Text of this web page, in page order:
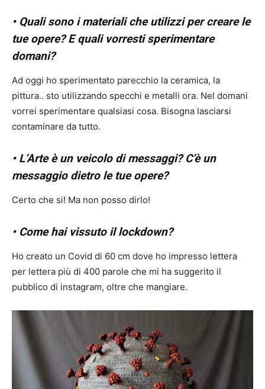
• Quali sono i materiali che utilizzi per creare le
tue opere? E quali vorresti sperimentare
domani?
Ad oggi ho sperimentato parecchio la ceramica, la
pittura.. sto utilizzando specchi e metalli ora. Nel domani
vorrei sperimentare qualsiasi cosa. Bisogna lasciarsi
contaminare da tutto.
• L’Arte è un veicolo di messaggi? C’è un
messaggio dietro le tue opere?
Certo che si! Ma non posso dirlo!
• Come hai vissuto il lockdown?
Ho creato un Covid di 60 cm dove ho impresso lettera
per lettera più di 400 parole che mi ha suggerito il
pubblico di instagram, oltre che mangiare.